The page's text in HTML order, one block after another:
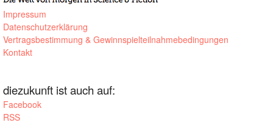
Impressum
Datenschutzerklärung
Vertragsbestimmung & Gewinnspielteilnahmebedingungen
Kontakt
diezukunft ist auch auf:
Facebook
RSS